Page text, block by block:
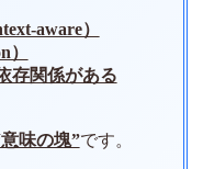
aware）
存関係がある
味の塊”です。